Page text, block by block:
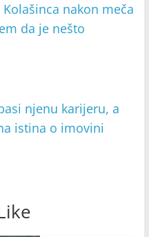
nakon meča
da je nešto
njenu karijeru, a
istina o imovini